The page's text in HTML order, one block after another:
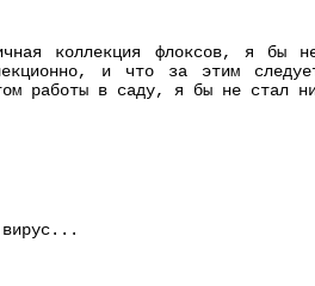
коллекция флоксов, я бы
и что за этим
работы в саду, я бы не стал